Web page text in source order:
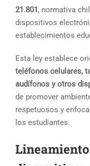
21.801, normativa
dispositivos
establecimientos
Esta ley establece
teléfonos celulares,
audífonos y otros
de promover
respetuosos y
los estudiantes.